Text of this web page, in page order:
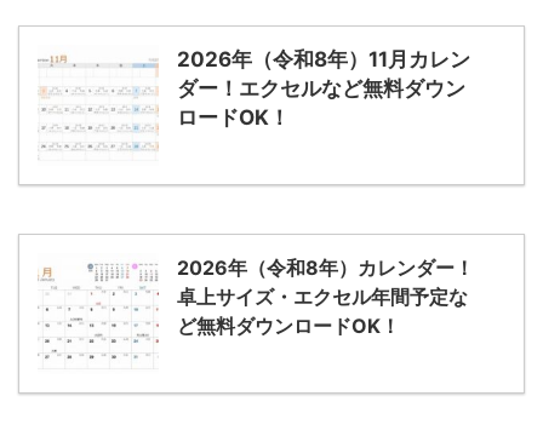
2026年（令和8年）11月カレン
ダー！エクセルなど無料ダウン
ロードOK！
2026年（令和8年）カレンダー！
卓上サイズ・エクセル年間予定な
ど無料ダウンロードOK！